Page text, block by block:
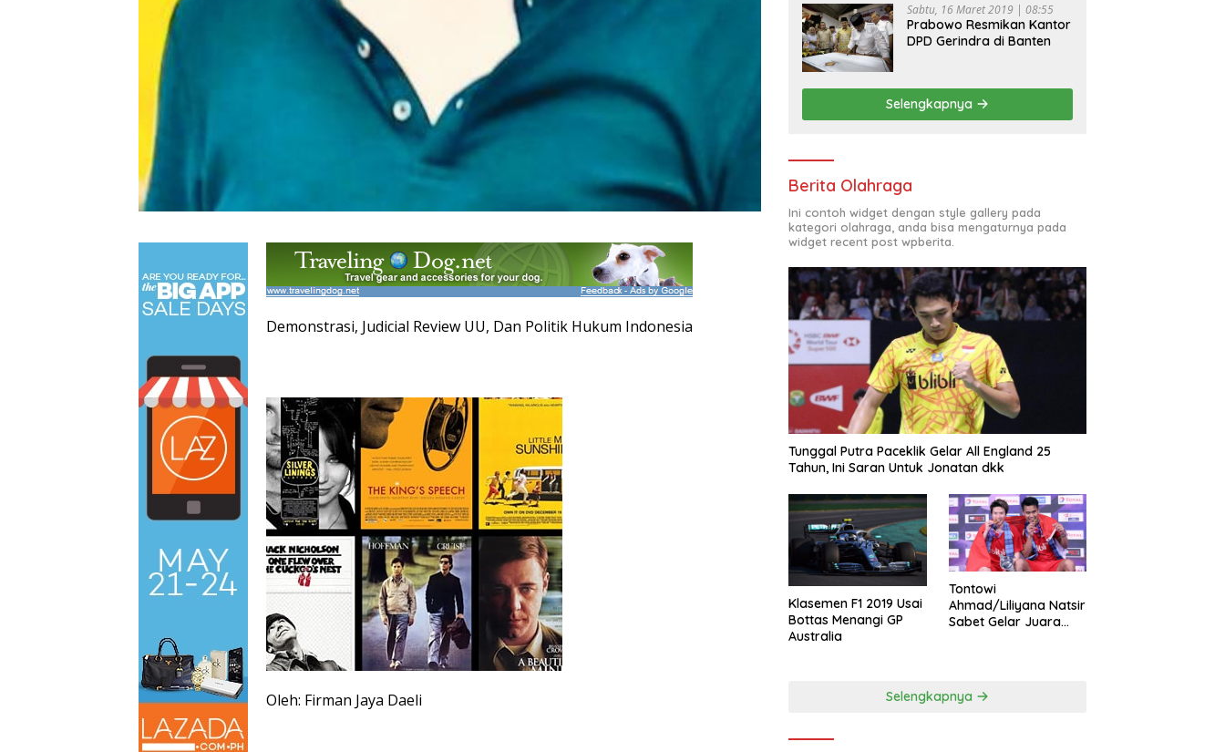
Demonstrasi, Judicial Review UU, Dan Politik Hukum Indonesia
Oleh: Firman Jaya Daeli
Sabtu, 16 Maret 2019 | 08:55
Prabowo Resmikan Kantor
DPD Gerindra di Banten
Selengkapnya
Berita Olahraga
Ini contoh widget dengan style gallery pada
kategori olahraga, anda bisa mengaturnya pada
widget recent post wpberita.
Tunggal Putra Paceklik Gelar All England 25
Tahun, Ini Saran Untuk Jonatan dkk
Klasemen F1 2019 Usai
Bottas Menangi GP
Australia
Tontowi
Ahmad/Liliyana Natsir
Sabet Gelar Juara
Selengkapnya